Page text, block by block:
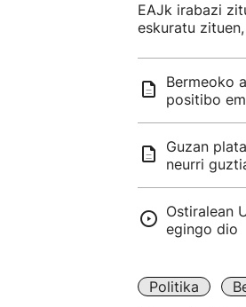
EAJk irabazi
eskuratu
Bermeoko
positibo
Guzan
neurri
Ostiralean
egingo dio
Politika